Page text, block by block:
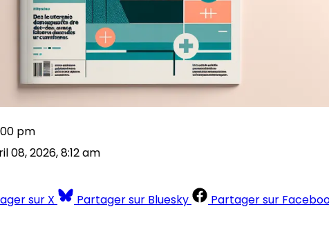
pm
08, 2026, 8:12 am
sur X Partager sur Bluesky Partager sur